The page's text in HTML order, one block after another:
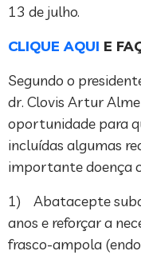
13 de julho.
CLIQUE AQUI E
Segundo o
dr. Clovis Artur
oportunidade para
incluídas algumas
importante doença
1) Abatacepte
anos e reforçar a
frasco-ampola